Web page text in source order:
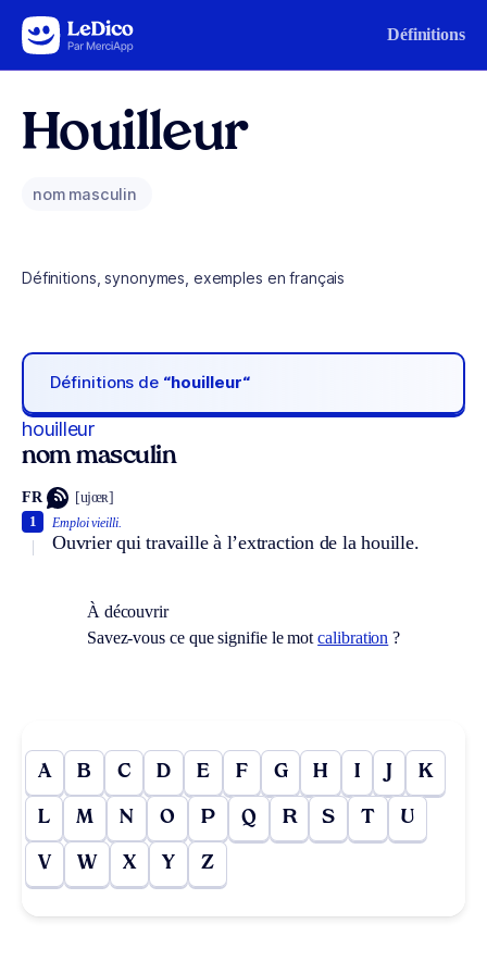
Aller au contenu Définitions
Houilleur
nom masculin
Définitions, synonymes, exemples en français
Définitions de “houilleur“
houilleur
nom masculin
FR [ujœʀ]
Emploi vieilli.
Ouvrier qui travaille à l’extraction de la houille.
1
À découvrir
Savez-vous ce que signifie le motcalibration ?
A B C D E F G H I J K
L M N O P Q R S T U
V W X Y Z